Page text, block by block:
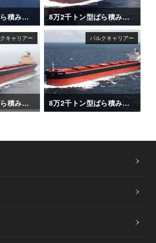
3万4千トン型ばら積み運搬船「DAIWAN HERO」 8万2千トン型ばら積み運搬船「AMADEUS」
8万2千トン型ばら積み運搬船「CHLOE」 8万2千トン型ばら積み運搬船「CORATO」